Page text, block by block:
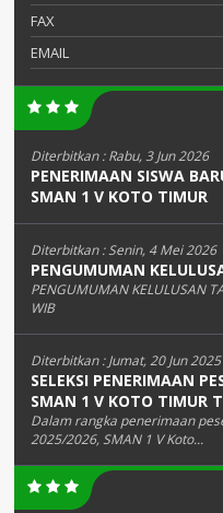
FAX
EMAIL
Diterbitkan :Rabu, 3 Jun 2026
PENERIMAAN SISWA
SMAN 1 V KOTO TIMUR
Diterbitkan :Senin, 4 Mei 2026
PENGUMUMAN
PENGUMUMAN KELULUSAN
WIB
Diterbitkan :Jumat, 20 Jun 2025
SELEKSI PENERIMAAN
SMAN 1 V KOTO TIMUR
Dalam rangka penerimaan
2025/2026, SMAN 1 V Koto...